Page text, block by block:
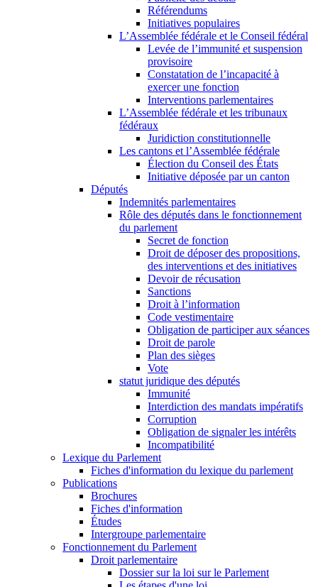
Référendums
Initiatives populaires
L’Assemblée fédérale et le Conseil fédéral
Levée de l’immunité et suspension
provisoire
Constatation de l’incapacité à
exercer une fonction
Interventions parlementaires
L’Assemblée fédérale et les tribunaux
fédéraux
Juridiction constitutionnelle
Les cantons et l’Assemblée fédérale
Élection du Conseil des États
Initiative déposée par un canton
Députés
Indemnités parlementaires
Rôle des députés dans le fonctionnement
du parlement
Secret de fonction
Droit de déposer des propositions,
des interventions et des initiatives
Devoir de récusation
Sanctions
Droit à l’information
Code vestimentaire
Obligation de participer aux séances
Droit de parole
Plan des sièges
Vote
statut juridique des députés
Immunité
Interdiction des mandats impératifs
Corruption
Obligation de signaler les intérêts
Incompatibilité
Lexique du Parlement
Fiches d'information du lexique du parlement
Publications
Brochures
Fiches d'information
Études
Intergroupe parlementaire
Fonctionnement du Parlement
Droit parlementaire
Dossier sur la loi sur le Parlement